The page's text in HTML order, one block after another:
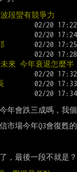
段蠻有競爭力
來 今年衰退怎麼半
年會跌三成嗎，我個
市場今年Q3會復甦的
，最後一段不就是？